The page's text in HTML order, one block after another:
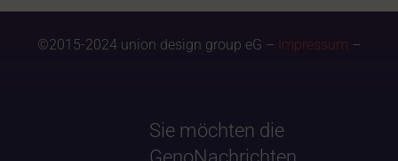
©2015-2024 union design group eG – Impressum –
Sie möchten die
GenoNachrichten